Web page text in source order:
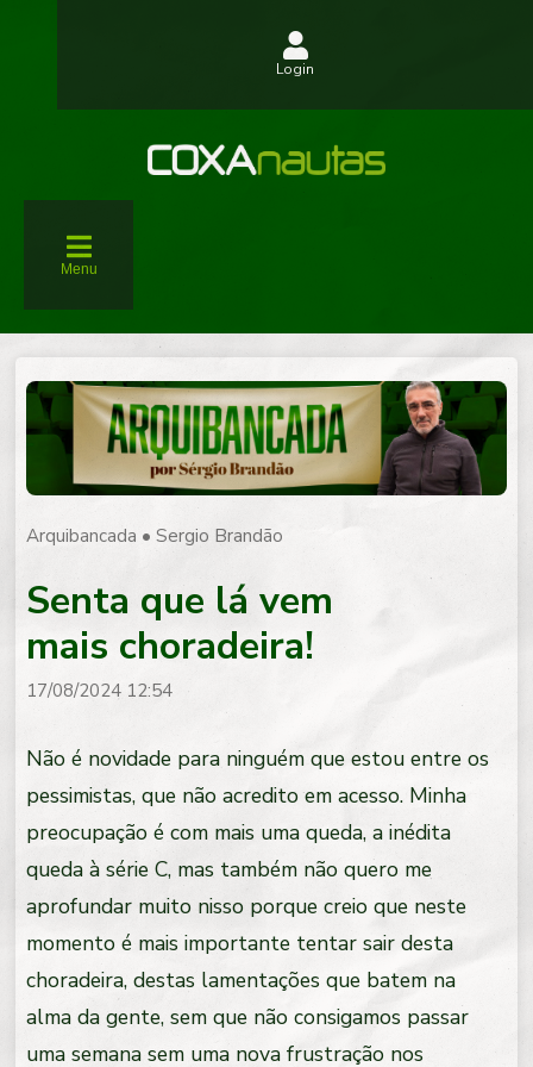
Menu
Login
Arquibancada •Sergio Brandão
Senta que lá vem
mais choradeira!
17/08/2024 12:54
Não é novidade para ninguém que estou entre os
pessimistas, que não acredito em acesso. Minha
preocupação é com mais uma queda, a inédita
queda à série C, mas também não quero me
aprofundar muito nisso porque creio que neste
momento é mais importante tentar sair desta
choradeira, destas lamentações que batem na
alma da gente, sem que não consigamos passar
uma semana sem uma nova frustração nos